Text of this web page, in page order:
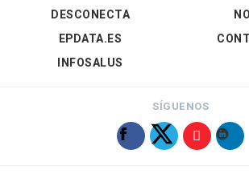
DESCONECTA
EPDATA.ES
INFOSALUS
SÍGUENOS